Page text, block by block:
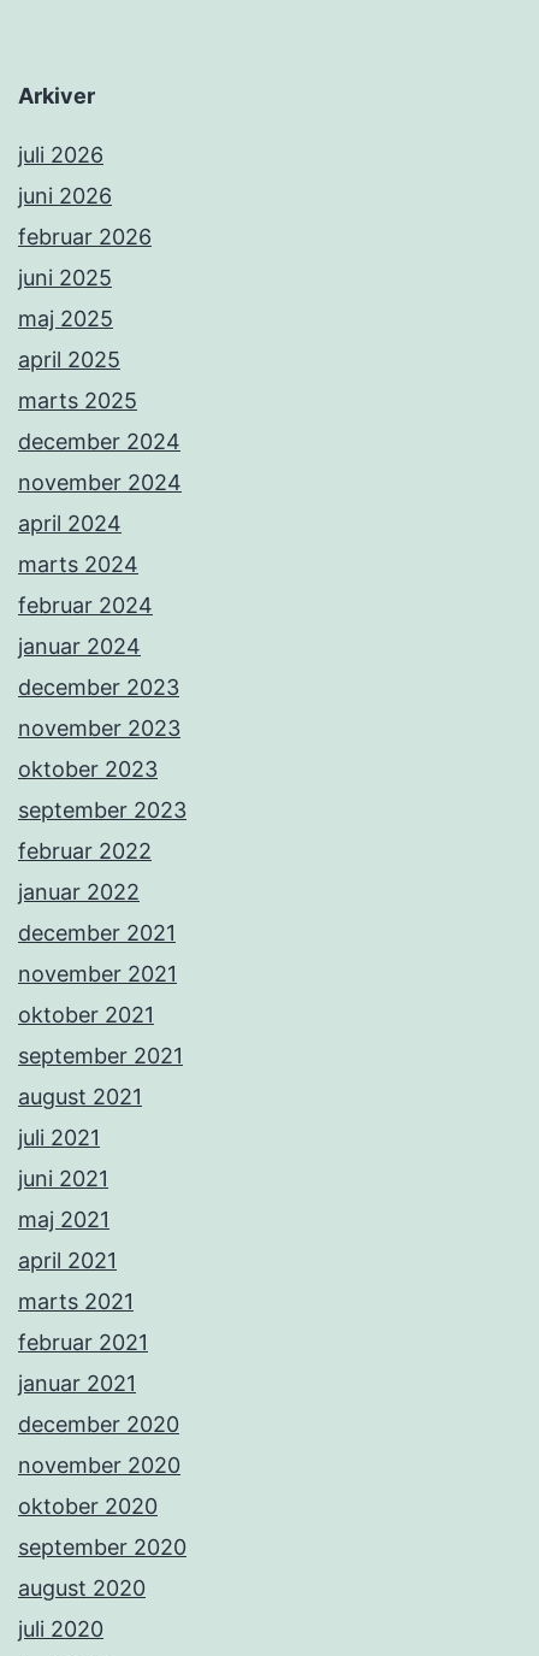
Arkiver
juli 2026
juni 2026
februar 2026
juni 2025
maj 2025
april 2025
marts 2025
december 2024
november 2024
april 2024
marts 2024
februar 2024
januar 2024
december 2023
november 2023
oktober 2023
september 2023
februar 2022
januar 2022
december 2021
november 2021
oktober 2021
september 2021
august 2021
juli 2021
juni 2021
maj 2021
april 2021
marts 2021
februar 2021
januar 2021
december 2020
november 2020
oktober 2020
september 2020
august 2020
juli 2020